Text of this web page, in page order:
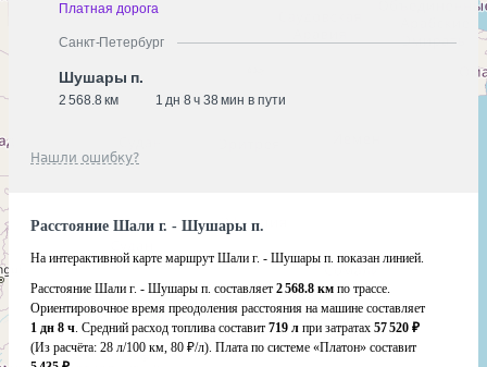
Платная дорога
Санкт-Петербург
Шушары п.
2 568.8 км 1 дн 8 ч 38 мин в пути
Нашли ошибку?
Расстояние Шали г. - Шушары п.
На интерактивной карте маршрут Шали г. - Шушары п. показан линией.
Расстояние Шали г. - Шушары п. составляет 2 568.8 км по трассе.
Ориентировочное время преодоления расстояния на машине составляет
1 дн 8 ч. Средний расход топлива составит 719 л при затратах 57 520 ₽
(Из расчёта: 28 л/100 км, 80 ₽/л). Плата по системе «Платон» составит